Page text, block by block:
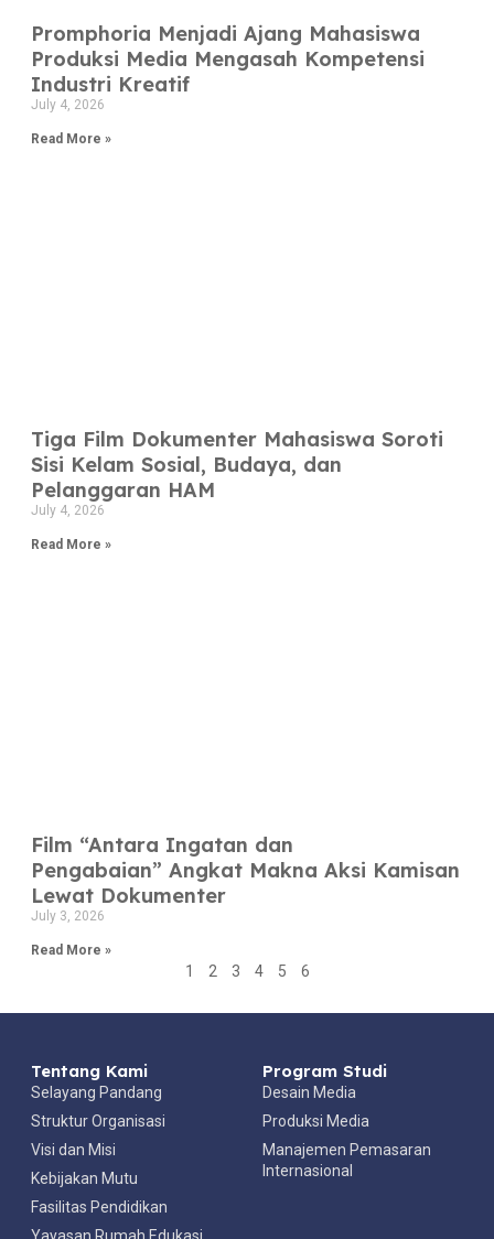
Promphoria Menjadi Ajang Mahasiswa
Produksi Media Mengasah Kompetensi
Industri Kreatif
July 4, 2026
Read More »
Tiga Film Dokumenter Mahasiswa Soroti
Sisi Kelam Sosial, Budaya, dan
Pelanggaran HAM
July 4, 2026
Read More »
Film “Antara Ingatan dan
Pengabaian” Angkat Makna Aksi Kamisan
Lewat Dokumenter
July 3, 2026
Read More »
1 2 3 4 5 6
Tentang Kami
Selayang Pandang
Struktur Organisasi
Visi dan Misi
Kebijakan Mutu
Fasilitas Pendidikan
Program Studi
Desain Media
Produksi Media
Manajemen Pemasaran
Internasional